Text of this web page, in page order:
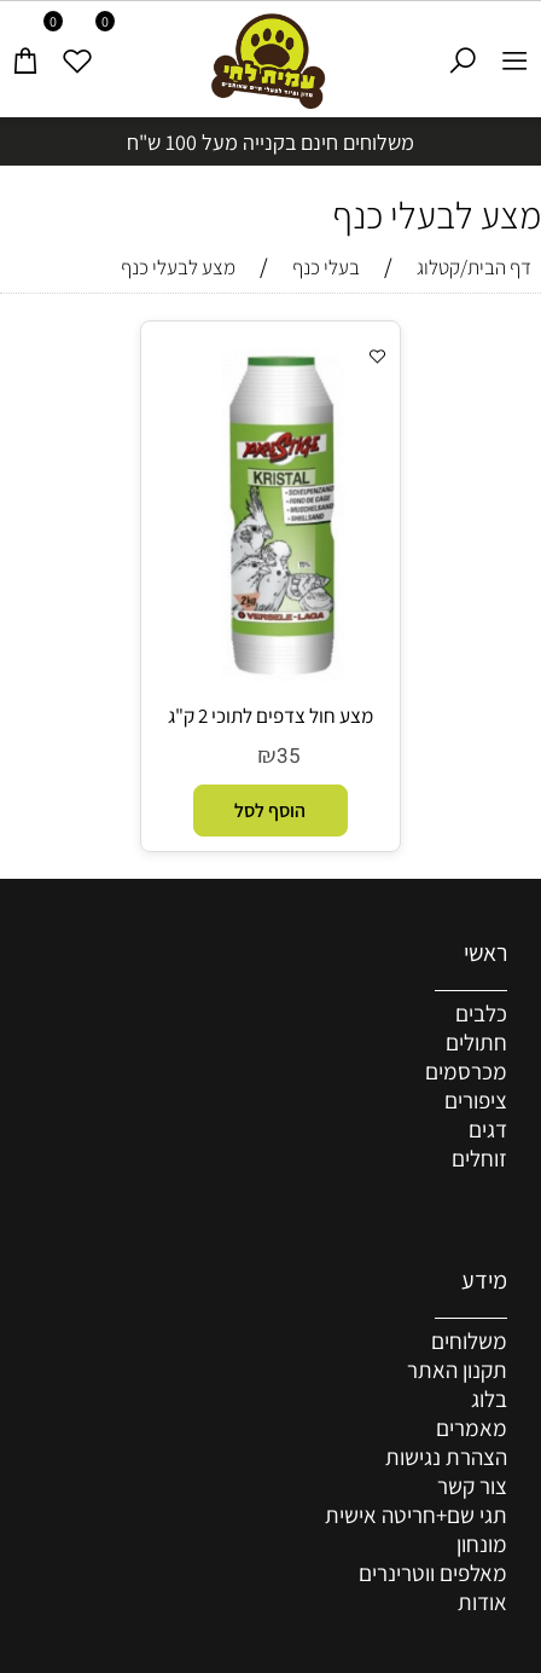
משלוחים חינם בקנייה מעל 100 ש"ח
0 0
מצע לבעלי כנף
דף הבית/קטלוג / בעלי כנף / מצע לבעלי כנף
מצע חול צדפים לתוכי 2 ק"ג
₪35
הוסף לסל
ראשי
כלבים
חתולים
מכרסמים
ציפורים
דגים
זוחלים
מידע
משלוחים
תקנון האתר
בלוג
מאמרים
הצהרת נגישות
צור קשר
תגי שם+חריטה אישית
מונחון
מאלפים ווטרינרים
אודות